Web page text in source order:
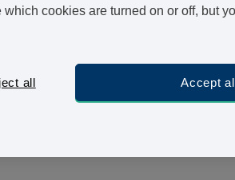
können Sie Haelan online bestellen.
cookies are turned on or off, but
all Accept